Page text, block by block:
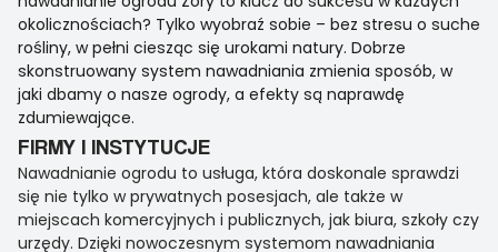
okolicznościach? Tylko wyobraź sobie – bez stresu o suche
rośliny, w pełni ciesząc się urokami natury. Dobrze
skonstruowany system nawadniania zmienia sposób, w
jaki dbamy o nasze ogrody, a efekty są naprawdę
zdumiewające.
FIRMY I INSTYTUCJE
Nawadnianie ogrodu to usługa, która doskonale sprawdzi
się nie tylko w prywatnych posesjach, ale także w
miejscach komercyjnych i publicznych, jak biura, szkoły czy
urzędy. Dzięki nowoczesnym systemom nawadniania